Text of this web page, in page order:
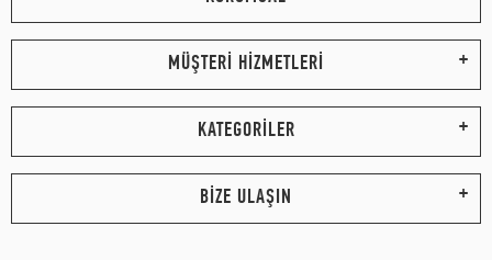
MÜŞTERİ HİZMETLERİ
KATEGORİLER
BİZE ULAŞIN